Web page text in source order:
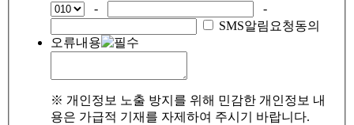
-
-
SMS알림요청동의
오류내용
※ 개인정보 노출 방지를 위해 민감한 개인정보 내
용은 가급적 기재를 자제하여 주시기 바랍니다.